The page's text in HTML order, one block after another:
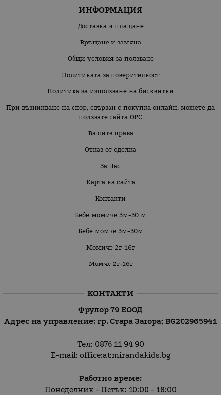
ИНФОРМАЦИЯ
Доставка и плащане
Връщане и замяна
Общи условия за ползване
Политиката за поверителност
Политика за използване на бисквитки
При възникване на спор, свързан с покупка онлайн, можете да
ползвате сайта ОРС
Вашите права
Отказ от сделка
За Нас
Карта на сайта
Контакти
Бебе момиче 3м-30 м
Бебе момче 3м-30м
Момиче 2г-16г
Момче 2г-16г
КОНТАКТИ
Фрулор 79 ЕООД
Адрес на управление: гр. Стара Загора; BG202965941
Тел: 0876 11 94 90
E-mail: office:at:mirandakids.bg
Работно време:
Понеделник - Петък: 10:00 - 18:00